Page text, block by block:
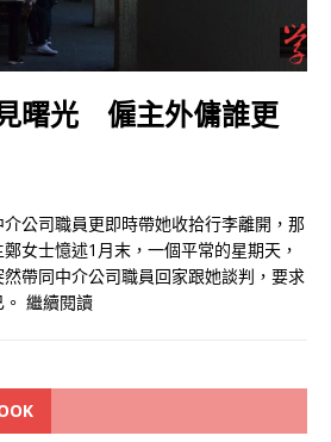
曙光 僱主外傭誰更
介公司職員更即時帶她收拾行李離開，那
女士憶述1月末，一個平常的星期天，
帶同中介公司職員回家跟她談判，要求
繼續閱讀